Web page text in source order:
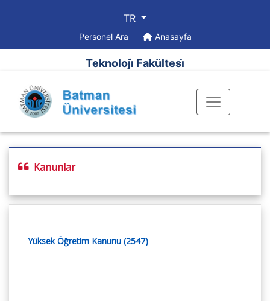
TR
Personel Ara Anasayfa
Teknoloji̇ Fakültesi̇
Kanunlar
Yüksek Öğretim Kanunu (2547)